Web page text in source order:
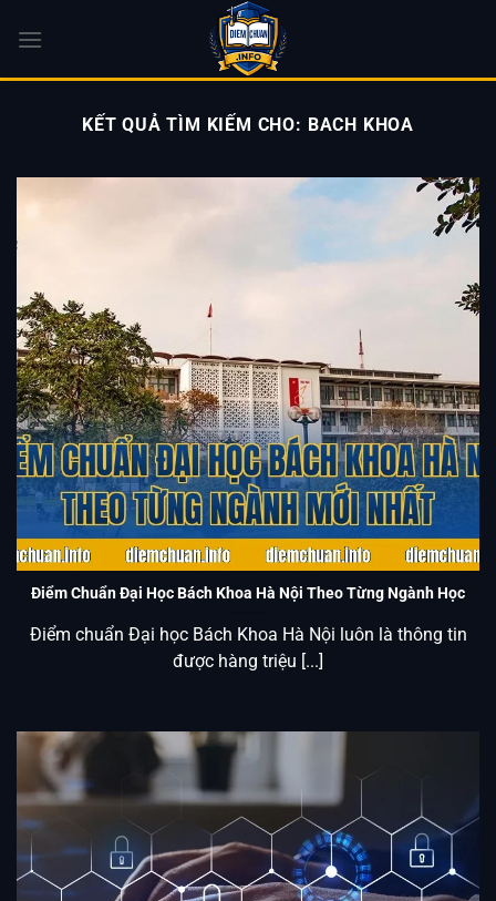
qua
KẾT QUẢ TÌM KIẾM CHO: BACH KHOA
Điểm Chuẩn Đại Học Bách Khoa Hà Nội Theo Từng Ngành
Mới Nhất
Điểm Chuẩn Đại Học Bách Khoa Hà Nội Theo Từng Ngành Học
Điểm chuẩn Đại học Bách Khoa Hà Nội luôn là thông tin
được hàng triệu [...]